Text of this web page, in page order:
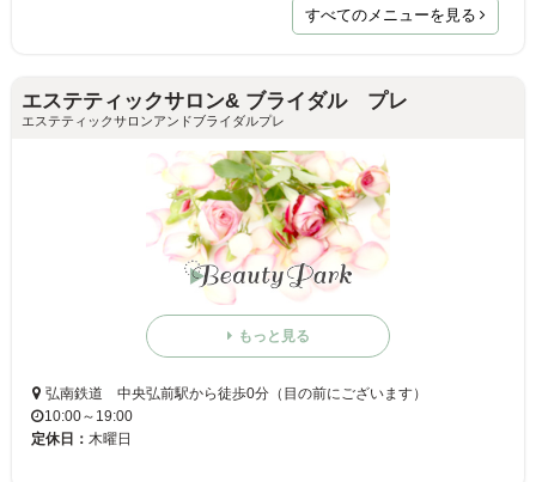
すべてのメニューを見る
エステティックサロン& ブライダル プレ
エステティックサロンアンドブライダルプレ
もっと見る
弘南鉄道 中央弘前駅から徒歩0分（目の前にございます）
10:00～19:00
定休日： 木曜日